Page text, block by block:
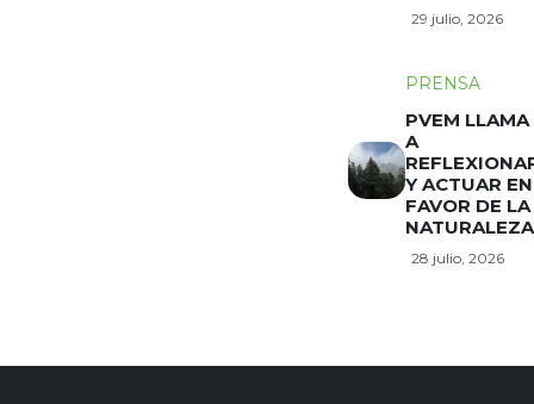
29 julio, 2026
PRENSA
PVEM LLAMA
A
Y ACTUAR EN
FAVOR DE LA
NATURALEZA
28 julio, 2026